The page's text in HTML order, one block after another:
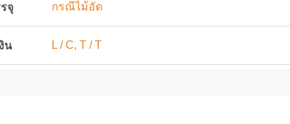
จุ กรณีไม้อัด
น L / C, T / T